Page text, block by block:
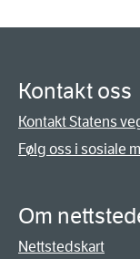
Kontakt oss
Kontakt Statens
Følg oss i sosiale
Om
Nettstedskart